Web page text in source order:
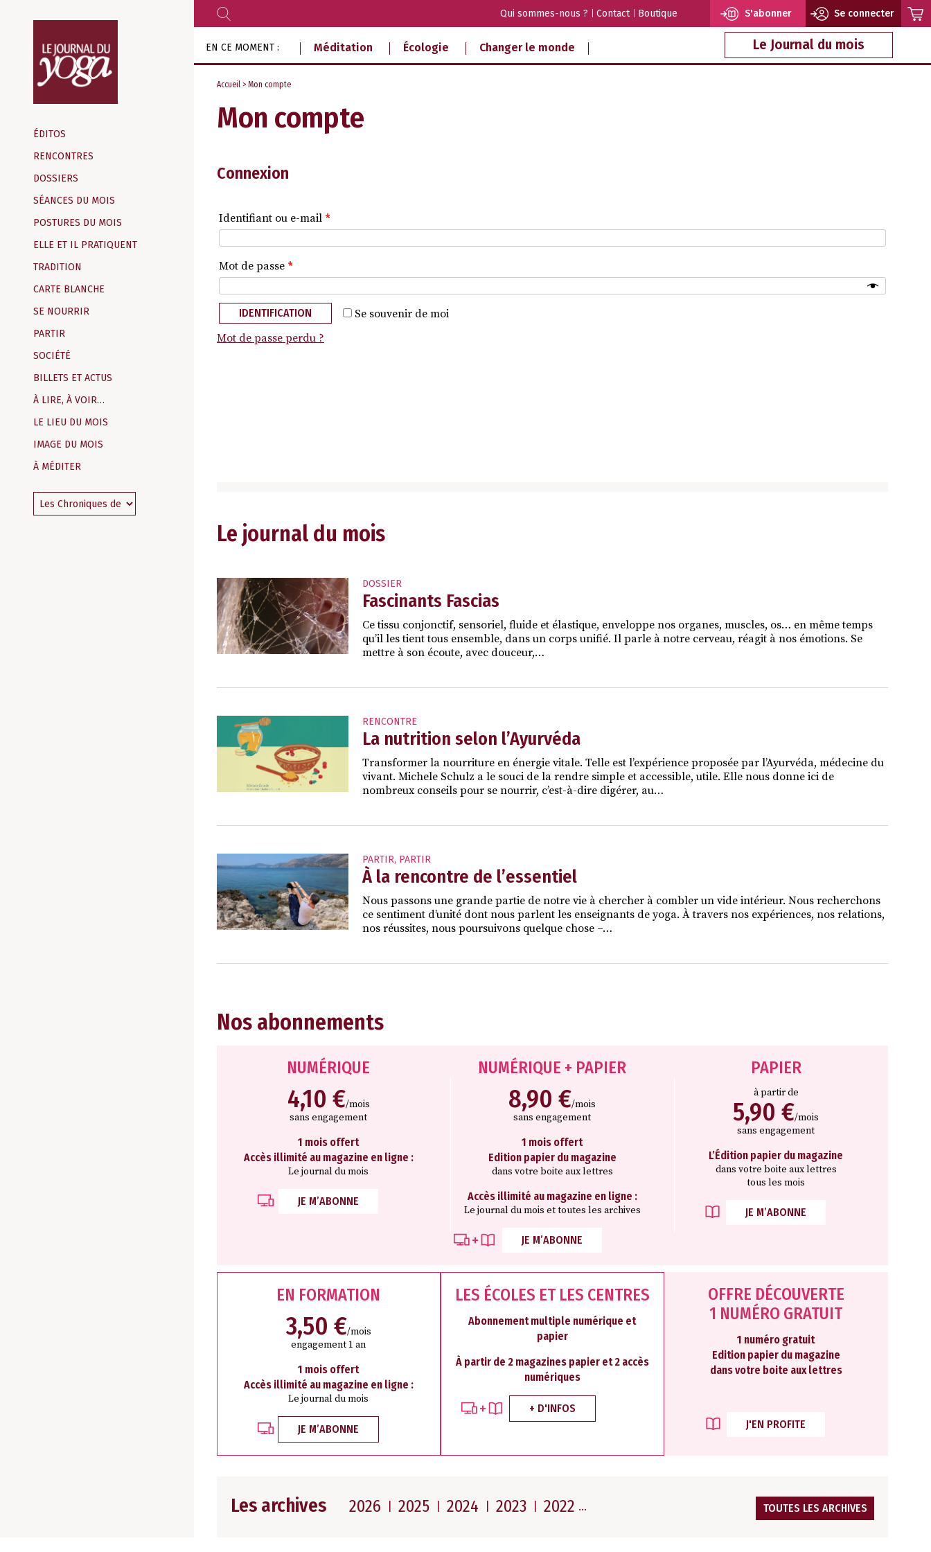
d‘information
indépendant
ÉDITOS
RENCONTRES
DOSSIERS
SÉANCES DU MOIS
POSTURES DU MOIS
ELLE ET IL PRATIQUENT
TRADITION
CARTE BLANCHE
SE NOURRIR
PARTIR
SOCIÉTÉ
BILLETS ET ACTUS
À LIRE, À VOIR…
LE LIEU DU MOIS
IMAGE DU MOIS
À MÉDITER
RECHERCHER Qui sommes-nous ? Contact Boutique S'abonner Se connecter
EN CE MOMENT : Méditation Écologie Changer le monde Le Journal du mois
Accueil > Mon compte
Mon compte
Connexion
Identifiant ou e-mail *
Mot de passe *
Se souvenir de moi
IDENTIFICATION
Mot de passe perdu ?
Le journal du mois
DOSSIER
Fascinants Fascias
Ce tissu conjonctif, sensoriel, fluide et élastique, enveloppe nos organes, muscles, os… en même temps
qu’il les tient tous ensemble, dans un corps unifié. Il parle à notre cerveau, réagit à nos émotions. Se
mettre à son écoute, avec douceur,…
RENCONTRE
La nutrition selon l’Ayurvéda
Transformer la nourriture en énergie vitale. Telle est l’expérience proposée par l’Ayurvéda, médecine du
vivant. Michele Schulz a le souci de la rendre simple et accessible, utile. Elle nous donne ici de
nombreux conseils pour se nourrir, c’est-à-dire digérer, au…
PARTIR, PARTIR
À la rencontre de l’essentiel
Nous passons une grande partie de notre vie à chercher à combler un vide intérieur. Nous recherchons
ce sentiment d’unité dont nous parlent les enseignants de yoga. À travers nos expériences, nos relations,
nos réussites, nous poursuivons quelque chose –…
Nos abonnements
NUMÉRIQUE
4,10 €/mois
sans engagement
1 mois offert
Accès illimité au magazine en ligne :
Le journal du mois
JE M’ABONNE
NUMÉRIQUE + PAPIER
8,90 €/mois
sans engagement
1 mois offert
Edition papier du magazine
dans votre boite aux lettres
Accès illimité au magazine en ligne :
Le journal du mois et toutes les archives
JE M’ABONNE
PAPIER
à partir de
5,90 €/mois
sans engagement
L’Édition papier du magazine
dans votre boite aux lettres
tous les mois
JE M’ABONNE
EN FORMATION
3,50 €/mois
engagement 1 an
1 mois offert
Accès illimité au magazine en ligne :
Le journal du mois
JE M’ABONNE
LES ÉCOLES ET LES CENTRES
Abonnement multiple numérique et
papier
À partir de 2 magazines papier et 2 accès
numériques
+ D'INFOS
OFFRE DÉCOUVERTE
1 NUMÉRO GRATUIT
1 numéro gratuit
Edition papier du magazine
dans votre boite aux lettres
J'EN PROFITE
Les archives 2026 2025 2024 2023 2022 TOUTES LES ARCHIVES